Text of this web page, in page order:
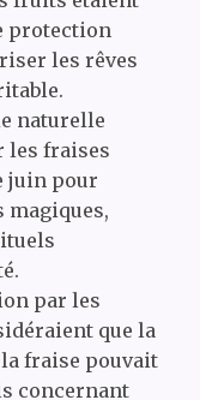
protection
les rêves
naturelle
les fraises
juin pour
par les
que la
fraise pouvait
concernant